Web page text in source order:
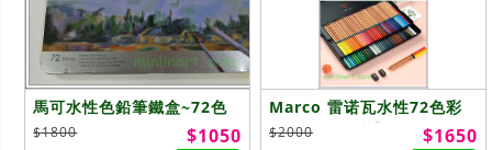
馬可水性色鉛筆鐵盒~72色
$1800 $1050
Marco 雷诺瓦水性72色彩
色铅筆 ~至爱禮盒
$2000 $1650